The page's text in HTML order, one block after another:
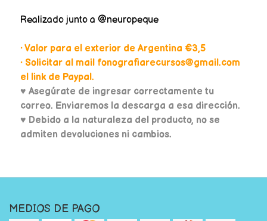
Realizado junto a @neuropeque
• Valor para el exterior de Argentina €3,5
• Solicitar al mail fonografiarecursos@gmail.com
el link de Paypal.
♥ Asegúrate de ingresar correctamente tu
correo. Enviaremos la descarga a esa dirección.
♥ Debido a la naturaleza del producto, no se
admiten devoluciones ni cambios.
MEDIOS DE PAGO